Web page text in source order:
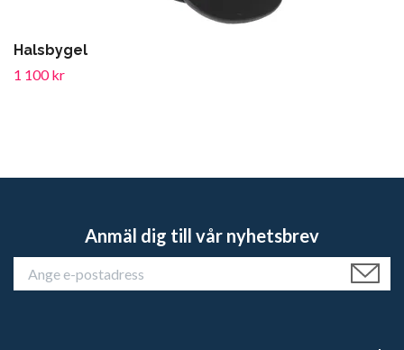
Halsbygel
1 100 kr
Anmäl dig till vår nyhetsbrev